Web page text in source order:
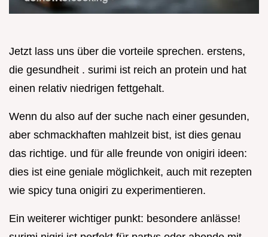
Jetzt lass uns über die vorteile sprechen. erstens,
die gesundheit . surimi ist reich an protein und hat
einen relativ niedrigen fettgehalt.
Wenn du also auf der suche nach einer gesunden,
aber schmackhaften mahlzeit bist, ist dies genau
das richtige. und für alle freunde von onigiri ideen:
dies ist eine geniale möglichkeit, auch mit rezepten
wie spicy tuna onigiri zu experimentieren.
Ein weiterer wichtiger punkt: besondere anlässe!